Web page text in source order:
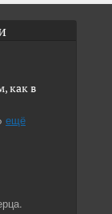
ещё
как в